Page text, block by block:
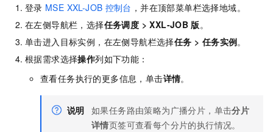
登录 MSE XXL-JOB 控制台 ，并在顶部菜单栏选择地域。
在左侧导航栏，选择任务调度 >XXL-JOB 版。
单击进入目标实例，在左侧导航栏选择任务 > 任务实例。
根据需求选择操作列如下功能：
查看任务执行的更多信息，单击详情。
说明 如果任务路由策略为广播分片，单击分片
详情页签可查看每个分片的执行情况。